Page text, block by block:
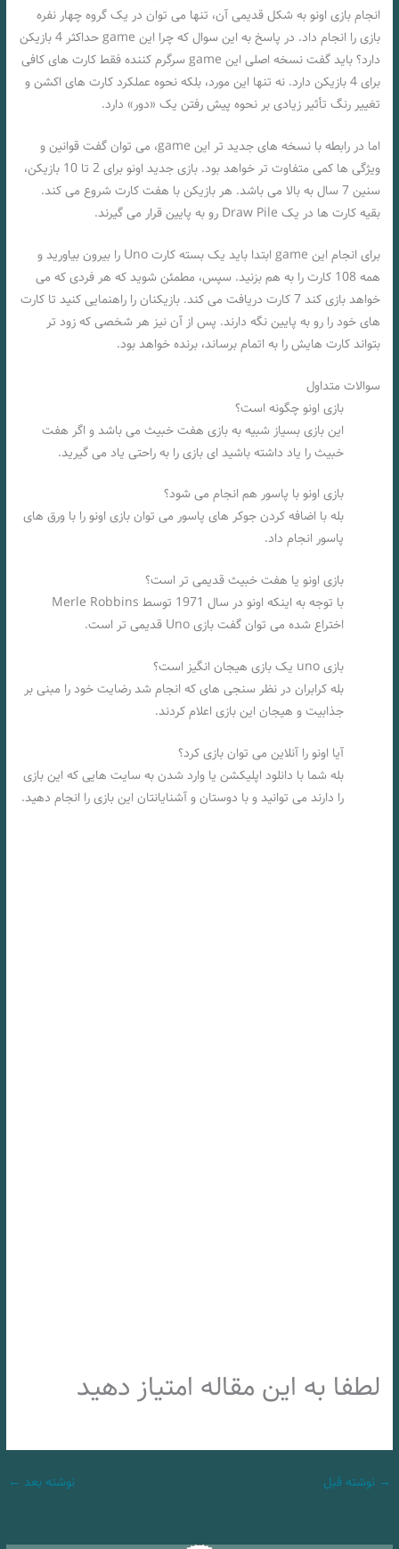
انجام بازی اونو به شکل قدیمی آن، تنها می توان در یک گروه چهار نفره
بازی را انجام داد. در پاسخ به این سوال که چرا این game حداکثر 4 بازیکن
دارد؟ باید گفت نسخه اصلی این game سرگرم کننده فقط کارت های کافی
برای 4 بازیکن دارد. نه تنها اين مورد، بلکه نحوه عملکرد کارت ‌های اکشن و
تغییر رنگ تأثیر زیادی بر نحوه پیش رفتن یک «دور» دارد.
اما در رابطه با نسخه های جدید تر این game، می توان گفت قوانین و
ویژگی ها کمی متفاوت تر خواهد بود. بازی جدید اونو برای 2 تا 10 بازیکن،
سنین 7 سال به بالا می باشد. هر بازیکن با هفت کارت شروع می کند.
بقیه کارت ها در یک Draw Pile رو به پایین قرار می گیرند.
برای انجام این game ابتدا باید یک بسته کارت Uno را بیرون بیاورید و
همه 108 کارت را به هم بزنید. سپس، مطمئن شوید که هر فردی که می
خواهد بازی کند 7 کارت دریافت می کند. بازیکنان را راهنمایی کنید تا کارت
های خود را رو به پایین نگه دارند. پس از آن نیز هر شخصی که زود تر
بتواند کارت هایش را به اتمام برساند، برنده خواهد بود.
سوالات متداول
بازی اونو چگونه است؟
این بازی بسیاز شبیه به بازی هفت خبیث می باشد و اگر هفت
خبیث را یاد داشته باشید ای بازی را به راحتی یاد می گیرید.
بازی اونو با پاسور هم انجام می شود؟
بله با اضافه کردن جوکر های پاسور می توان بازی اونو را با ورق های
پاسور انجام داد.
بازی اونو یا هفت خبیث قدیمی تر است؟
با توجه به اینکه اونو در سال 1971 توسط Merle Robbins
اختراع شده می توان گفت بازی Uno قدیمی تر است.
بازی uno یک بازی هیجان انگیز است؟
بله کرابران در نظر سنجی های که انجام شد رضایت خود را مبنی بر
جذابیت و هیجان این بازی اعلام کردند.
آیا اونو را آنلاین می توان بازی کرد؟
بله شما با دانلود اپلیکشن یا وارد شدن به سایت هایی که این بازی
را دارند می توانید و با دوستان و آشنایانتان این بازی را انجام دهید.
لطفا به این مقاله امتیاز دهید
→ نوشته قبل نوشته بعد ←